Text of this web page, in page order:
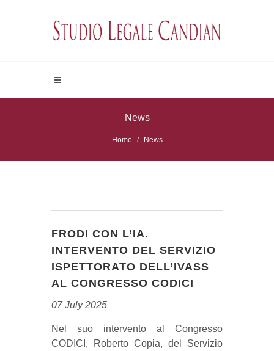
News
Home News
FRODI CON L’IA.
INTERVENTO DEL SERVIZIO
ISPETTORATO DELL’IVASS
AL CONGRESSO CODICI
07 July 2025
Nel suo intervento al Congresso
CODICI, Roberto Copia, del Servizio